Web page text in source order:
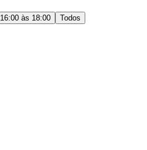
16:00 às 18:00 Todos